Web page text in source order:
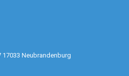
Neubrandenburg